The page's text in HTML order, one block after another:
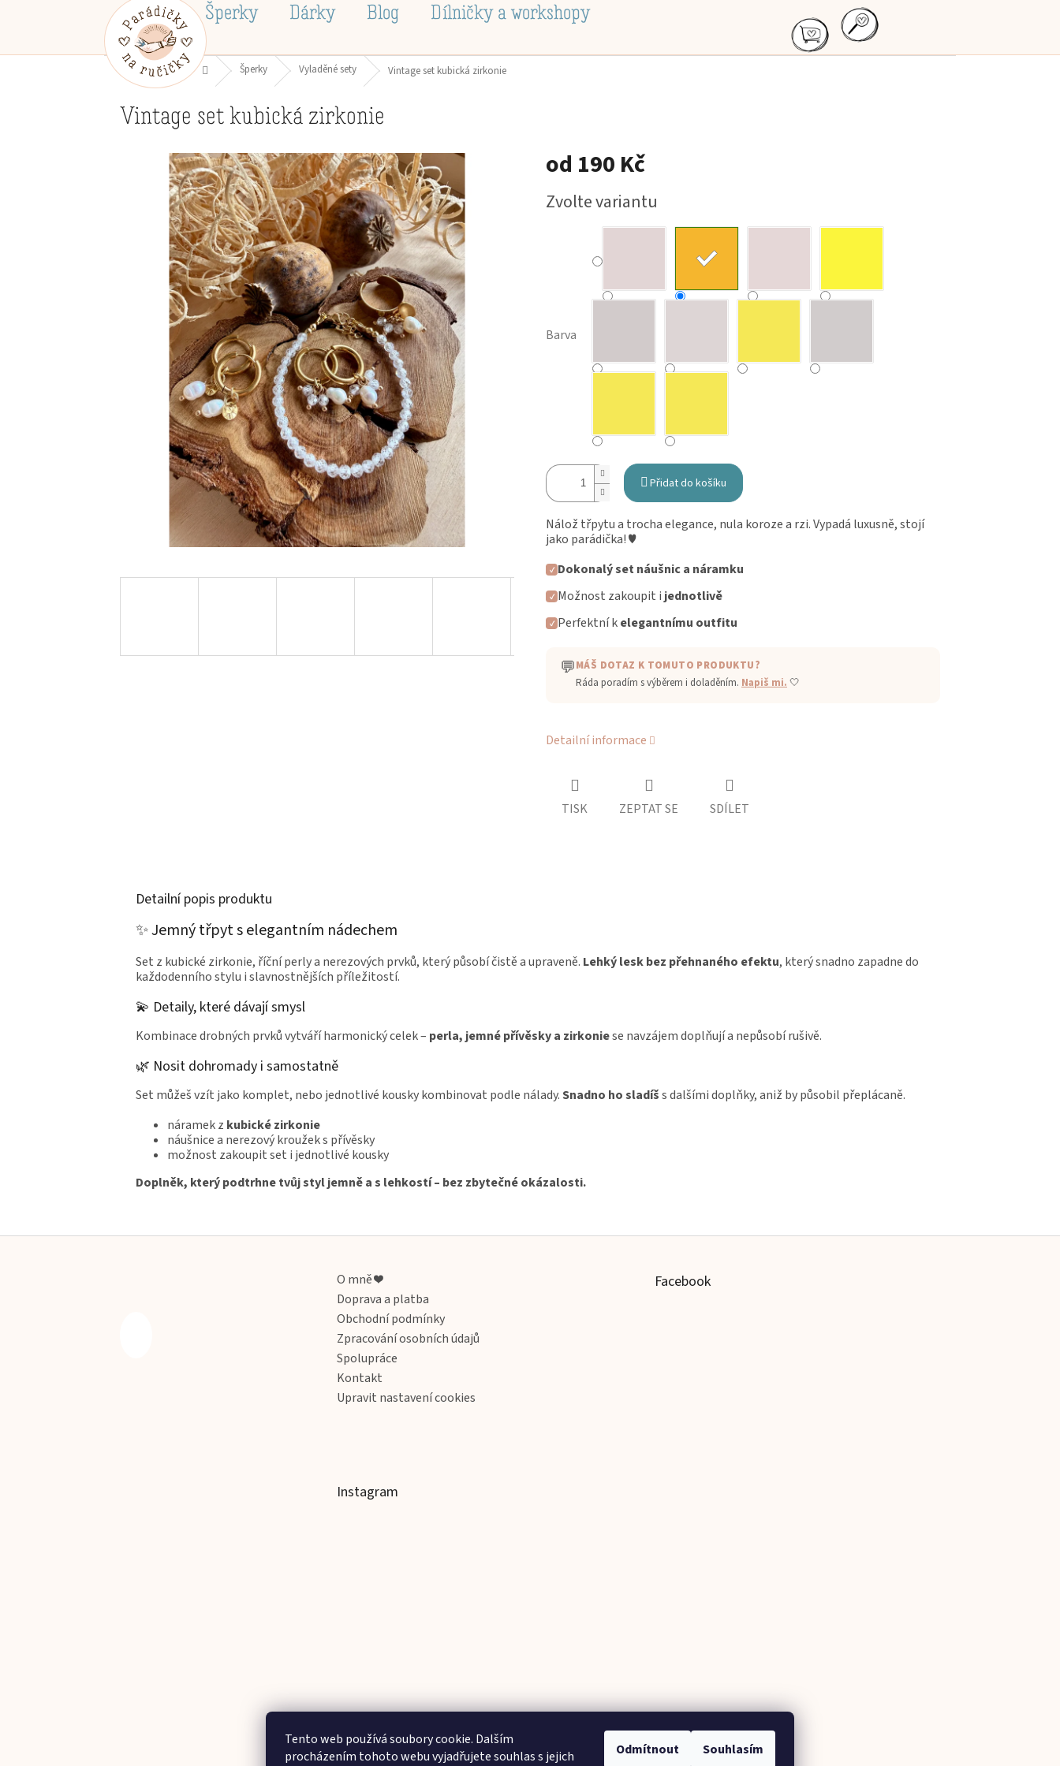
Tento web používá soubory cookie. Dalším
procházením tohoto webu vyjadřujete souhlas s jejich
Odmítnout Souhlasím
Šperky Dárky Blog Dílničky a workshopy
Domů Šperky Vyladěné sety Vintage set kubická zirkonie
Vintage set kubická zirkonie
od 190 Kč
Měrná
cena:
Zvolte variantu
Barva
Přidat do košíku
Nálož třpytu a trocha elegance, nula koroze a rzi. Vypadá luxusně, stojí
jako parádička! ♥
✓ Dokonalý set náušnic a náramku
✓ Možnost zakoupit ijednotlivě
✓ Perfektní kelegantnímu outfitu
💬MÁŠ DOTAZ K TOMUTO PRODUKTU?
Ráda poradím s výběrem i doladěním. Napiš mi. 🤍
Detailní informace
TISK ZEPTAT SE SDÍLET
Detailní popis produktu
✨ Jemný třpyt s elegantním nádechem
Set z kubické zirkonie, říční perly a nerezových prvků, který působí čistě a upraveně. Lehký lesk bez přehnaného efektu, který snadno zapadne do
každodenního stylu i slavnostnějších příležitostí.
💫 Detaily, které dávají smysl
Kombinace drobných prvků vytváří harmonický celek – perla, jemné přívěsky a zirkoniese navzájem doplňují a nepůsobí rušivě.
🌿 Nosit dohromady i samostatně
Set můžeš vzít jako komplet, nebo jednotlivé kousky kombinovat podle nálady.Snadno ho sladíšs dalšími doplňky, aniž by působil přeplácaně.
náramek z kubické zirkonie
náušnice a nerezový kroužek s přívěsky
možnost zakoupit set i jednotlivé kousky
Doplněk, který podtrhne tvůj styl jemně a s lehkostí – bez zbytečné okázalosti.
O mně ❤️
Doprava a platba
Obchodní podmínky
Zpracování osobních údajů
Spolupráce
Kontakt
Upravit nastavení cookies
Facebook
Instagram